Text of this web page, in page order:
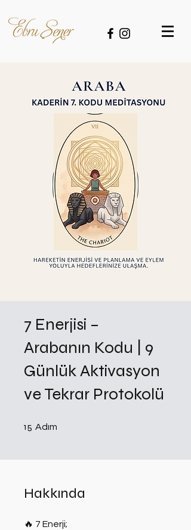
7 Enerjisi –
Arabanın Kodu | 9
Günlük Aktivasyon
ve Tekrar Protokolü
15 Adım
Hakkında
🔥 7 Enerji;